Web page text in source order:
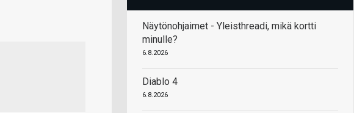
Näytönohjaimet - Yleisthreadi, mikä kortti
minulle?
6.8.2026
Diablo 4
6.8.2026